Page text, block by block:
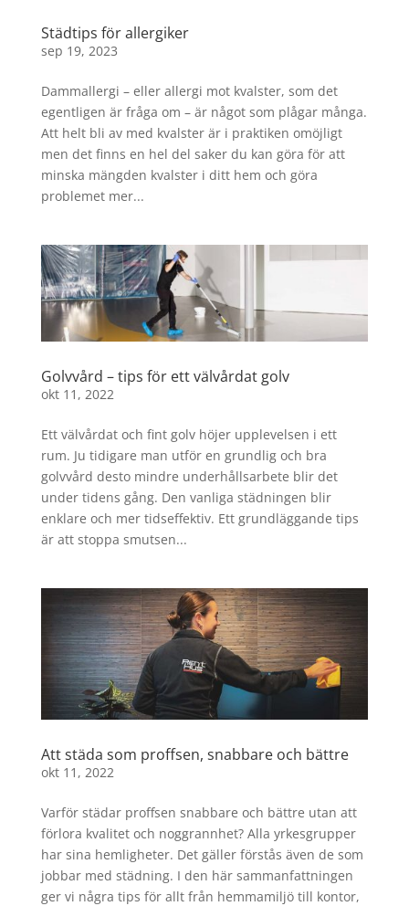
Städtips för allergiker
sep 19, 2023
Dammallergi – eller allergi mot kvalster, som det
egentligen är fråga om – är något som plågar många.
Att helt bli av med kvalster är i praktiken omöjligt
men det finns en hel del saker du kan göra för att
minska mängden kvalster i ditt hem och göra
problemet mer...
Golvvård – tips för ett välvårdat golv
okt 11, 2022
Ett välvårdat och fint golv höjer upplevelsen i ett
rum. Ju tidigare man utför en grundlig och bra
golvvård desto mindre underhållsarbete blir det
under tidens gång. Den vanliga städningen blir
enklare och mer tidseffektiv. Ett grundläggande tips
är att stoppa smutsen...
Att städa som proffsen, snabbare och bättre
okt 11, 2022
Varför städar proffsen snabbare och bättre utan att
förlora kvalitet och noggrannhet? Alla yrkesgrupper
har sina hemligheter. Det gäller förstås även de som
jobbar med städning. I den här sammanfattningen
ger vi några tips för allt från hemmamiljö till kontor,